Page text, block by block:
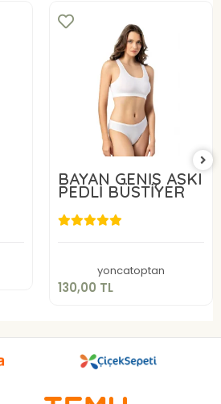
BAYAN GENİŞ ASKI
PEDLİ BÜSTİYER
yoncatoptan
130,00 TL
130,00 TL